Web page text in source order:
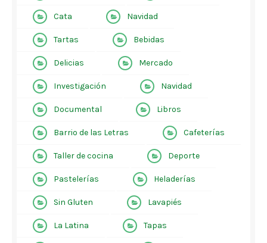
Cata Navidad
Tartas Bebidas
Delicias Mercado
Investigación Navidad
Documental Libros
Barrio de las Letras Cafeterías
Taller de cocina Deporte
Pastelerías Heladerías
Sin Gluten Lavapiés
La Latina Tapas